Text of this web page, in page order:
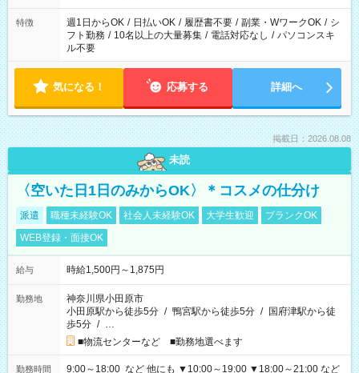
ください！
特徴 週1日からOK / 日払いOK / 履歴書不要 / 副業・WワークOK / シ
フト勤務 / 10名以上の大量募集 / 電話対応なし / パソコンスキ
ル不要
気になる！ 応募する 詳細へ
掲載日：2026.08.08
未読
〈空いた日1日のみからOK〉＊コスメの仕分け
派遣 職種未経験OK 社会人未経験OK 大学生歓迎
ブランクOK
WEB登録・面接OK
給与 時給1,500円～1,875円
勤務地
神奈川県小田原市
小田原駅から徒歩5分 / 鴨宮駅から徒歩5分 / 国府津駅から徒
歩5分 / …
■物流センターなど ■勤務地選べます
勤務時間
9:00～18:00 など 他にも ▼10:00～19:00 ▼18:00～21:00 など